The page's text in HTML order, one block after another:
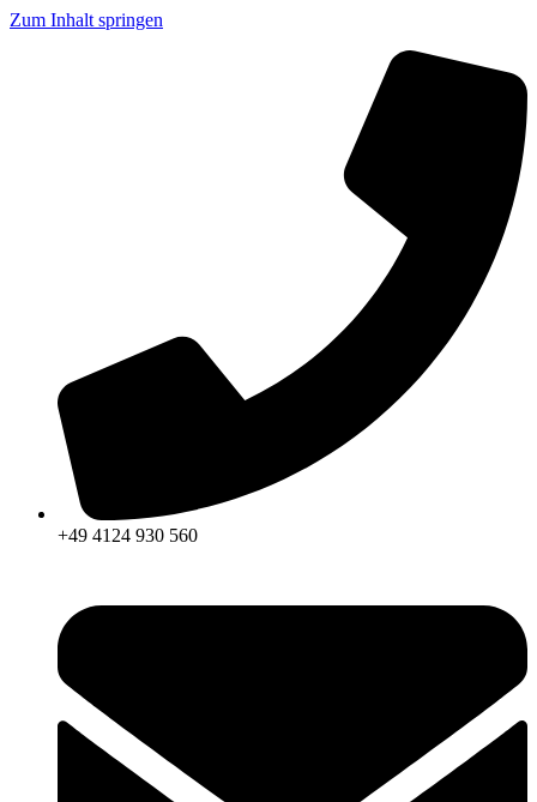
Zum Inhalt springen
+49 4124 930 560